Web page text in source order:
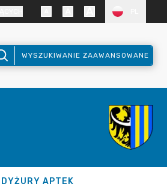
WYSZUKIWANIE ZAAWANSOWANE
DYŻURY APTEK